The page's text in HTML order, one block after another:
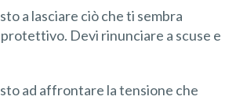
a lasciare ciò che ti sembra
Devi rinunciare a scuse e
ad affrontare la tensione che